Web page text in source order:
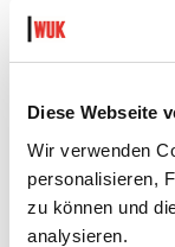
Diese Webseite
Wir verwenden
personalisieren,
zu können und
analysieren.